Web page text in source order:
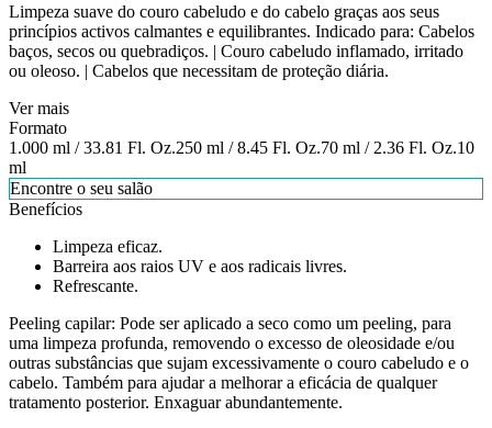
Limpeza suave do couro cabeludo e do cabelo graças aos seus
princípios activos calmantes e equilibrantes. Indicado para: Cabelos
baços, secos ou quebradiços. | Couro cabeludo inflamado, irritado
ou oleoso. | Cabelos que necessitam de proteção diária.
Ver mais
Formato
1.000 ml / 33.81 Fl. Oz.250 ml / 8.45 Fl. Oz.70 ml / 2.36 Fl. Oz.10
ml
Encontre o seu salão
Benefícios
Limpeza eficaz.
Barreira aos raios UV e aos radicais livres.
Refrescante.
Peeling capilar: Pode ser aplicado a seco como um peeling, para
uma limpeza profunda, removendo o excesso de oleosidade e/ou
outras substâncias que sujam excessivamente o couro cabeludo e o
cabelo. Também para ajudar a melhorar a eficácia de qualquer
tratamento posterior. Enxaguar abundantemente.